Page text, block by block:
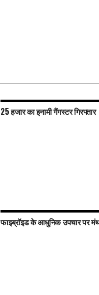
25 हजार का इनामी गैंगस्टर गिरफ्तार
फाइब्रॉइड के आधुनिक उपचार पर